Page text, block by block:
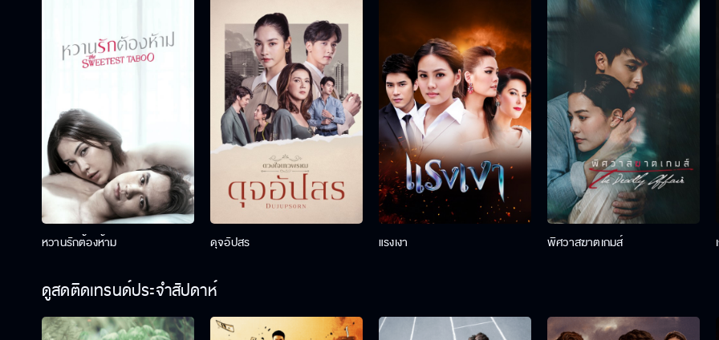
หวานรักต้องห้าม ดุจอัปสร แรงเงา พิศวาสฆาตเกมส์
ดูสดติดเทรนด์ประจำสัปดาห์